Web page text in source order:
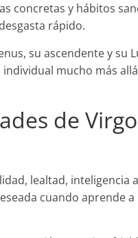
concretas y hábitos
rápido.
su ascendente y su
mucho más
de
lealtad, inteligencia
cuando aprende a